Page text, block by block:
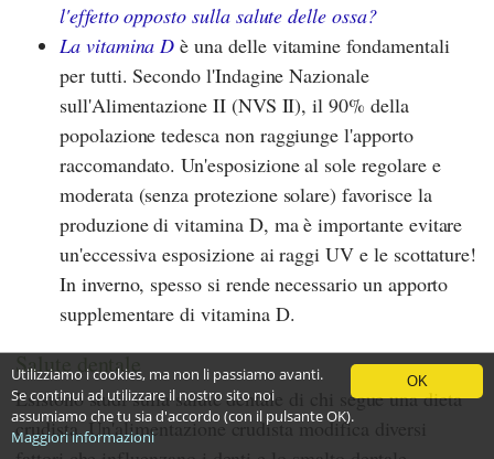
l'effetto opposto sulla salute delle ossa?
La vitamina D è una delle vitamine fondamentali
per tutti. Secondo l'Indagine Nazionale
sull'Alimentazione II (NVS II), il 90% della
popolazione tedesca non raggiunge l'apporto
raccomandato. Un'esposizione al sole regolare e
moderata (senza protezione solare) favorisce la
produzione di vitamina D, ma è importante evitare
un'eccessiva esposizione ai raggi UV e le scottature!
In inverno, spesso si rende necessario un apporto
supplementare di vitamina D.
Salute dentale
Esistono studi sulla salute dentale di chi segue una dieta
crudista. Un'alimentazione crudista modifica diversi
OK
Utilizziamo i cookies, ma non li passiamo avanti.
Se continui ad utilizzare il nostro sito noi
assumiamo che tu sia d'accordo (con il pulsante OK).
Maggiori informazioni